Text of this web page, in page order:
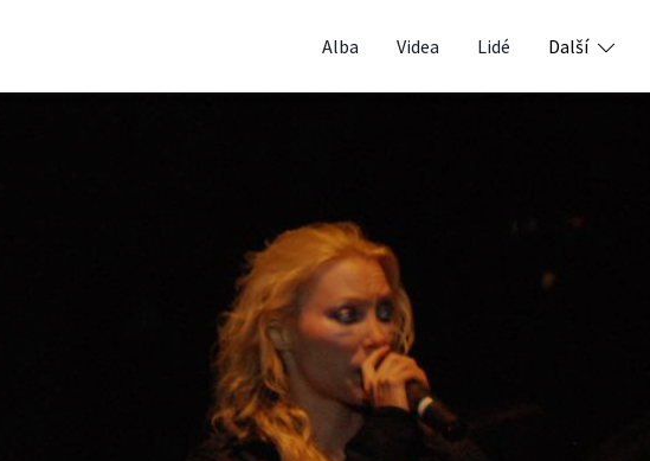
Alba Videa Lidé Další